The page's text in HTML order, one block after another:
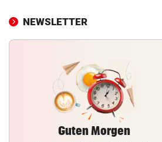
NEWSLETTER
Guten Morgen